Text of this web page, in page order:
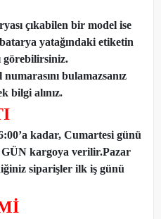
çıkabilen bir model ise
yatağındaki etiketin
görebilirsiniz.
bulamazsanız
bilgi alınız.
kadar, Cumartesi günü
GÜN kargoya verilir.Pazar
siparişler ilk iş günü